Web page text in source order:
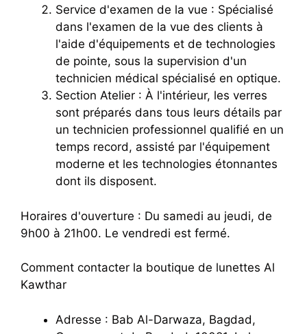
Service d'examen de la vue : Spécialisé
dans l'examen de la vue des clients à
l'aide d'équipements et de technologies
de pointe, sous la supervision d'un
technicien médical spécialisé en optique.
Section Atelier : À l'intérieur, les verres
sont préparés dans tous leurs détails par
un technicien professionnel qualifié en un
temps record, assisté par l'équipement
moderne et les technologies étonnantes
dont ils disposent.
Horaires d'ouverture : Du samedi au jeudi, de
9h00 à 21h00. Le vendredi est fermé.
Comment contacter la boutique de lunettes Al
Kawthar
Adresse : Bab Al-Darwaza, Bagdad,